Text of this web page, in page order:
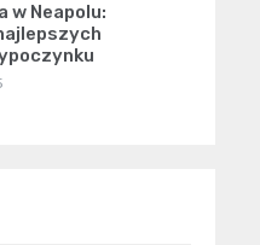
w Neapolu: